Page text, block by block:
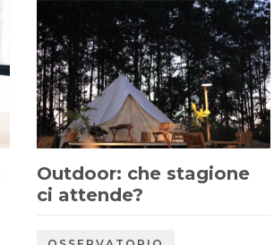
Outdoor: che stagione
ci attende?